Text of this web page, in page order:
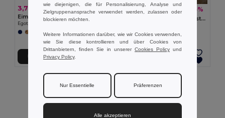
3,73 €
Egotier 99572
In den Warenkorb
2,39 € -65%
BILGOLA+ Bucket Hut Papierstroh
wie diejenigen, die für Personalisierung, Analyse und
Zielgruppenansprache verwendet werden, zulassen oder
blockieren möchten.
Weitere Informationen darüber, wie wir Cookies verwenden,
wie Sie diese kontrollieren und über Cookies von
Drittanbietern, finden Sie in unserer Cookies Policy und
Privacy Policy.
Nur Essentielle Präferenzen
Alle akzeptieren